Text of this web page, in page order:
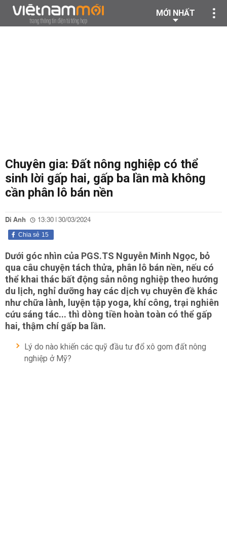
MỚI NHẤT
Chuyên gia: Đất nông nghiệp có thể
sinh lời gấp hai, gấp ba lần mà không
cần phân lô bán nền
Di Anh 13:30 | 30/03/2024
15
Chia sẻ
Dưới góc nhìn của PGS.TS Nguyễn Minh Ngọc, bỏ
qua câu chuyện tách thửa, phân lô bán nền, nếu có
thể khai thác bất động sản nông nghiệp theo hướng
du lịch, nghỉ dưỡng hay các dịch vụ chuyên đề khác
như chữa lành, luyện tập yoga, khí công, trại nghiên
cứu sáng tác... thì dòng tiền hoàn toàn có thể gấp
hai, thậm chí gấp ba lần.
Lý do nào khiến các quỹ đầu tư đổ xô gom đất nông
nghiệp ở Mỹ?